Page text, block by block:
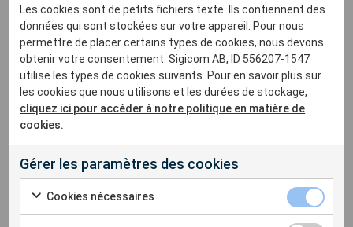
cessent de confirmer qu’il
s’agit d’un travail
important. Pour Sigicom
et moi, nous sommes
heureux de pouvoir
apporter cela aux
Les cookies sont de petits fichiers texte. Ils contiennent des
données qui sont stockées sur votre appareil. Pour nous
permettre de placer certains types de cookies, nous devons
obtenir votre consentement. Sigicom AB, ID 556207-1547
utilise les types de cookies suivants. Pour en savoir plus sur
les cookies que nous utilisons et les durées de stockage,
cliquez ici pour accéder à notre politique en matière de
cookies.
Gérer les paramètres des cookies
Cookies nécessaires